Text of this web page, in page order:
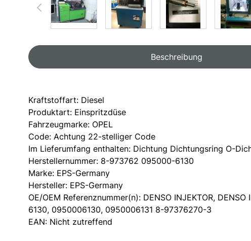
Beschreibung
Kraftstoffart: Diesel
Produktart: Einspritzdüse
Fahrzeugmarke: OPEL
Code: Achtung 22-stelliger Code
Im Lieferumfang enthalten: Dichtung Dichtungsring O-
Herstellernummer: 8-973762 095000-6130
Marke: EPS-Germany
Hersteller: EPS-Germany
OE/OEM Referenznummer(n): DENSO INJEKTOR,
6130, 0950006130, 0950006131 8-97376270-3
EAN: Nicht zutreffend